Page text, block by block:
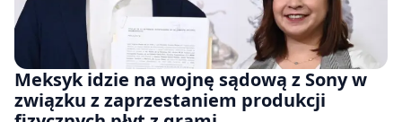
Meksyk idzie na wojnę sądową z Sony w
związku z zaprzestaniem produkcji